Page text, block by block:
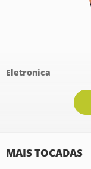
Eletronica
MAIS TOCADAS